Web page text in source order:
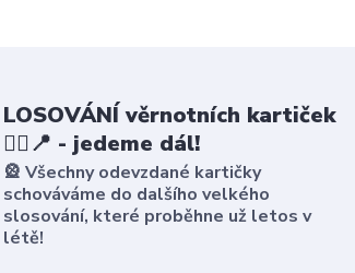
LOSOVÁNÍ věrnotních kartiček
🤸‍♀️📍 - jedeme dál!
🎡 Všechny odevzdané kartičky
schováváme do dalšího velkého
slosování, které proběhne už letos v
létě!